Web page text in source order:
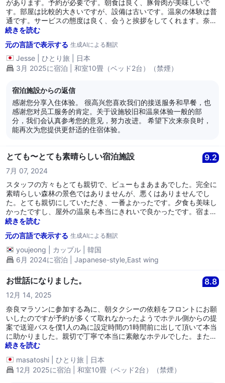
があります。予約が必要です。朝食は良く、豚骨肉が美味しいで
す。部屋は比較的大きいですが、設備は古いです。温泉の体験は普
通です。サービスの態度は良く、会うと挨拶をしてくれます。奈良
に行くのに適しており、比較的ゆったりとした一晩の体験におすす
続きを読む
元の言語で表示する 生成AIによる翻訳
Jesse ひとり旅
日本
3月 2025に宿泊 | 和室10畳（ベッド2台）（禁煙）
宿泊施設からの返信
感谢您分享入住体验。 很高兴您喜欢我们的接送服务和早餐，也
感谢您对员工服务的肯定。关于设施较旧和温泉体验一般的部
分，我们会认真参考您的意见，努力改进。 希望下次来奈良时，
能再次为您提供更舒适的住宿体验。
とても〜とても素晴らしい宿泊施設 9.2
7月 07, 2024
スタッフの方々もとても親切で、ビューもまあまあでした。完全に
素晴らしい森林の景色ではありませんが、悪くはありませんでし
た。とても親切にしていただき、一番よかったです。夕食も美味し
かったですし、屋外の温泉も本当にきれいで良かったです。宿まで
行くのに公共交通機関は大変で、自家用車やレンタカー、またはタ
それを利用すれば便利だと思います。不便はなくて良かったです。
次回もまた来たいです。このホテルが一番良い思い出になりまし
た。朝食も美味しかったですし、もう少し長く滞在したいと思うほ
どでした。また来ます。ありがとうございます。
続きを読む
元の言語で表示する 生成AIによる翻訳
youjeong カップル
韓国
6月 2024に宿泊 | Japanese-style,East wing
お世話になりました。 8.8
12月 14, 2025
奈良マラソンに参加する為に、朝タクシーの依頼をフロントにお願
いしたのですが予約が多くて取れなかったようでホテル側からの提
案で送迎バスを僕1人の為に設定時間の1時間前に出して頂いて本当
に助かりました。親切で丁寧で本当に素敵なホテルでした。また、
必ず利用させて頂きたいと思います。
続きを読む
masatoshi
ひとり旅
日本
12月 2025に宿泊 | 和室10畳（ベッド2台）（禁煙）